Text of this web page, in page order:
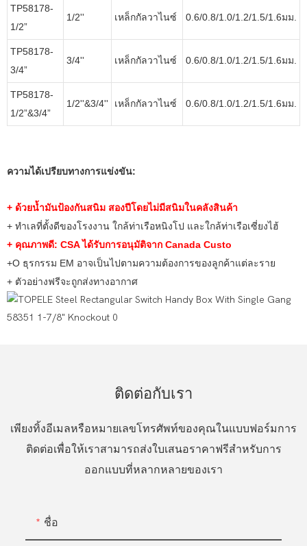
TP58178-
1/2”
1/2'' เหล็กกัลวาไนซ์ 0.6/0.8/1.0/1.2/1.5/1.6มม.
TP58178-
3/4”
3/4'' เหล็กกัลวาไนซ์ 0.6/0.8/1.0/1.2/1.5/1.6มม.
TP58178-
1/2”&3/4”
1/2''&3/4'' เหล็กกัลวาไนซ์ 0.6/0.8/1.0/1.2/1.5/1.6มม.
ความได้เปรียบทางการแข่งขัน:
+ ด้วยน้ำมันป้องกันสนิม สองปีโดยไม่มีสนิมในคลังสินค้า
+ ทำเลที่ตั้งดีของโรงงาน ใกล้ท่าเรือหนิงโป และใกล้ท่าเรือเซี่ยงไฮ้
+ คุณภาพดี: CSA ได้รับการอนุมัติจาก Canada Custo
+O ธุรกรรม EM อาจเป็นไปตามความต้องการของลูกค้าแต่ละราย
+ ตัวอย่างฟรีจะถูกส่งทางอากาศ
ติดต่อกับเรา
เพียงทิ้งอีเมลหรือหมายเลขโทรศัพท์ของคุณในแบบฟอร์มการ
ติดต่อเพื่อให้เราสามารถส่งใบเสนอราคาฟรีสำหรับการ
ออกแบบที่หลากหลายของเรา
ชื่อ